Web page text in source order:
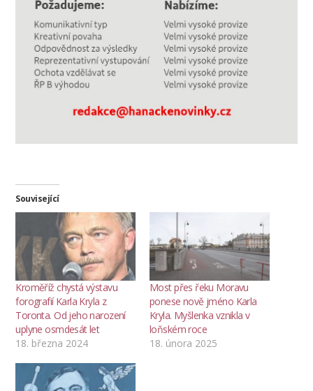
Související
Kroměříž chystá výstavu
forografií Karla Kryla z
Toronta. Od jeho narození
uplyne osmdesát let
18. března 2024
Most přes řeku Moravu
ponese nově jméno Karla
Kryla. Myšlenka vznikla v
loňském roce
18. února 2025